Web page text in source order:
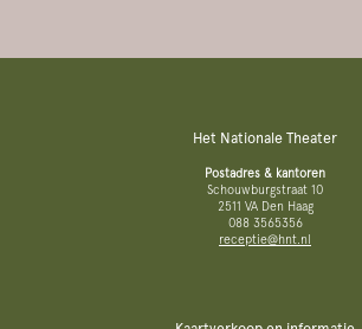
Het Nationale Theater
Postadres & kantoren
Schouwburgstraat 10
2511 VA Den Haag
088 3565356
receptie@hnt.nl